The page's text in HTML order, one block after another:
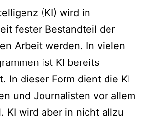
(KI) wird in
fester Bestandteil der
Arbeit werden. In vielen
ist KI bereits
In dieser Form dient die KI
und Journalisten vor allem
KI wird aber in nicht allzu